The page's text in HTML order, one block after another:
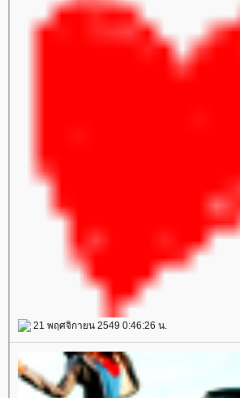
21 พฤศจิกายน 2549 0:46:26 น.